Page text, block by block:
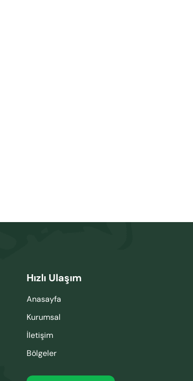
Hızlı Ulaşım
Anasayfa
Kurumsal
İletişim
Bölgeler